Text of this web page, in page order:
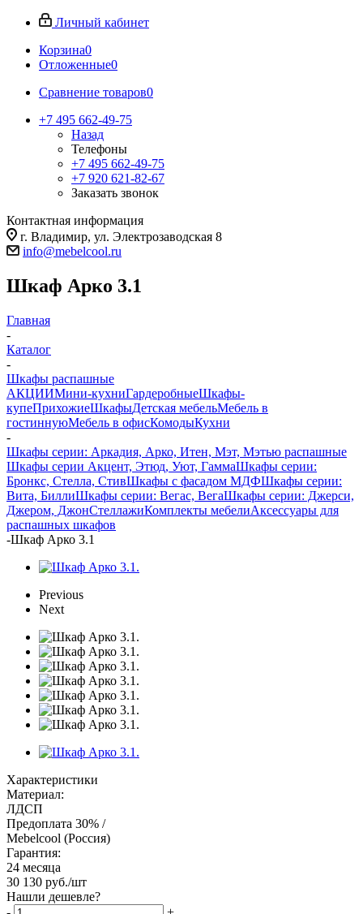
Личный кабинет
Корзина0
Отложенные0
Сравнение товаров0
+7 495 662-49-75
Назад
Телефоны
+7 495 662-49-75
+7 920 621-82-67
Заказать звонок
Контактная информация
г. Владимир, ул. Электрозаводская 8
info@mebelcool.ru
Шкаф Арко 3.1
Главная
-
Каталог
-
Шкафы распашные
АКЦИИМини-кухниГардеробныеШкафы-
купеПрихожиеШкафыДетская мебельМебель в
гостиннуюМебель в офисКомодыКухни
-
Шкафы серии: Аркадия, Арко, Итен, Мэт, Мэтью распашные
Шкафы серии Акцент, Этюд, Уют, ГаммаШкафы серии:
Бронкс, Стелла, СтивШкафы с фасадом МДФШкафы серии:
Вита, БиллиШкафы серии: Вегас, ВегаШкафы серии: Джерси,
Джером, ДжонСтеллажиКомплекты мебелиАксессуары для
распашных шкафов
-Шкаф Арко 3.1
Previous
Next
Характеристики
Материал:
ЛДСП
Предоплата 30% /
Mebelcool (Россия)
Гарантия:
24 месяца
30 130 руб./шт
Нашли дешевле?